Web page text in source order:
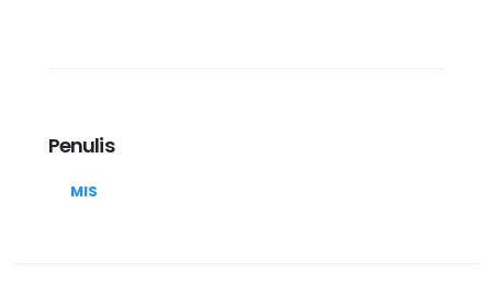
Penulis
MIS